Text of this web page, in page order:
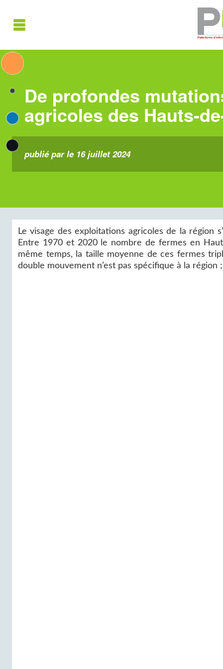
De profondes
agricoles des Hauts-
publié par le 16 juillet 2024
Le visage des exploitations agricoles de la
Entre 1970 et 2020 le nombre de fermes en
même temps, la taille moyenne de ces fermes
double mouvement n’est pas spécifique à la région